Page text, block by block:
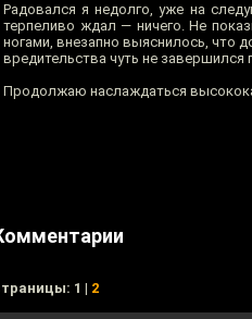
Радовался я недолго, уже на
терпеливо ждал — ничего. Не
ногами, внезапно выяснилось, что
вредительства чуть не завершился
Продолжаю наслаждаться
1 | 2